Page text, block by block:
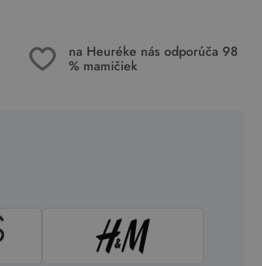
na Heuréke nás odporúča 98
% mamičiek